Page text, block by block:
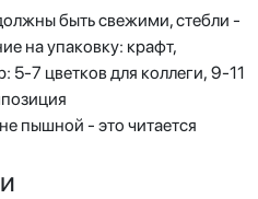
быть свежими, стебли -
на упаковку: крафт,
5-7 цветков для коллеги, 9-11
пышной - это читается